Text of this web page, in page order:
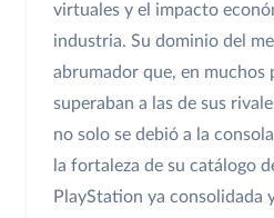
virtuales y el impacto
industria. Su dominio del
abrumador que, en muchos
superaban a las de sus
no solo se debió a la
la fortaleza de su catálogo
PlayStation ya consolidada